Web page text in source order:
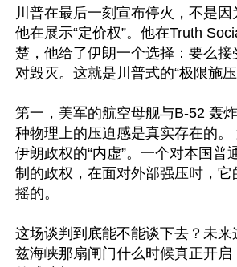
川普在最后一刻宣布停火，不是
他在展示“定价权”。他在Truth
楚，他给了伊朗一个选择：要么接
对毁灭。这就是川普式的“极限施压
第一，美军的航空母舰与B-52 轰
种物理上的压迫感是真实存在的。
伊朗政权的“内虚”。一个对本国普
制的政权，在面对外部强压时，它
摇的。
这场谈判到底能不能谈下去？未来
兹海峡那扇闸门什么时候真正开启